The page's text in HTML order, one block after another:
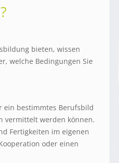
bieten, wissen
welche Bedingungen Sie
ein bestimmtes Berufsbild
vermittelt werden können.
Fertigkeiten im eigenen
oder einen